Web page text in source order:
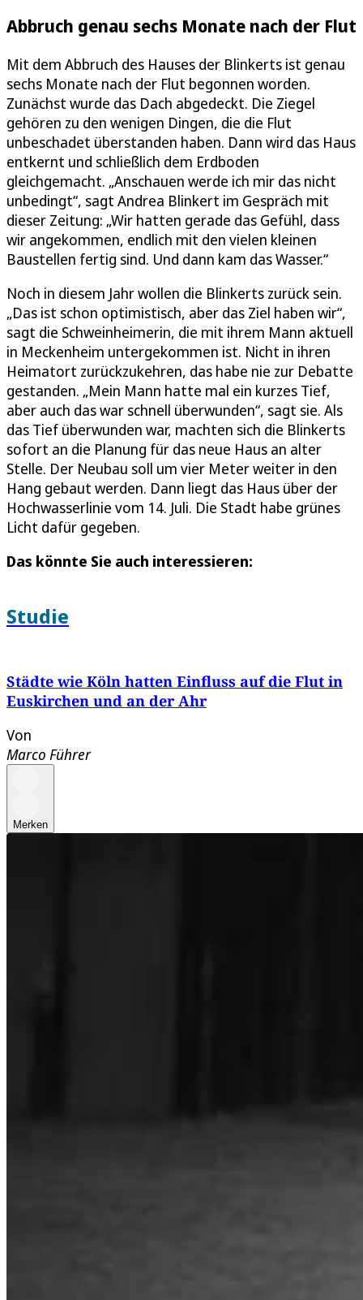
Abbruch genau sechs Monate nach der Flut
Mit dem Abbruch des Hauses der Blinkerts ist genau
sechs Monate nach der Flut begonnen worden.
Zunächst wurde das Dach abgedeckt. Die Ziegel
gehören zu den wenigen Dingen, die die Flut
unbeschadet überstanden haben. Dann wird das Haus
entkernt und schließlich dem Erdboden
gleichgemacht. „Anschauen werde ich mir das nicht
unbedingt“, sagt Andrea Blinkert im Gespräch mit
dieser Zeitung: „Wir hatten gerade das Gefühl, dass
wir angekommen, endlich mit den vielen kleinen
Baustellen fertig sind. Und dann kam das Wasser.“
Noch in diesem Jahr wollen die Blinkerts zurück sein.
„Das ist schon optimistisch, aber das Ziel haben wir“,
sagt die Schweinheimerin, die mit ihrem Mann aktuell
in Meckenheim untergekommen ist. Nicht in ihren
Heimatort zurückzukehren, das habe nie zur Debatte
gestanden. „Mein Mann hatte mal ein kurzes Tief,
aber auch das war schnell überwunden“, sagt sie. Als
das Tief überwunden war, machten sich die Blinkerts
sofort an die Planung für das neue Haus an alter
Stelle. Der Neubau soll um vier Meter weiter in den
Hang gebaut werden. Dann liegt das Haus über der
Hochwasserlinie vom 14. Juli. Die Stadt habe grünes
Licht dafür gegeben.
Das könnte Sie auch interessieren:
Studie
Städte wie Köln hatten Einfluss auf die Flut in
Euskirchen und an der Ahr
Von
Marco Führer
Merken